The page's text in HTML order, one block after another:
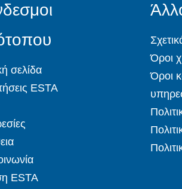
σελίδα
ESTA
ESTA
Όροι
Όροι